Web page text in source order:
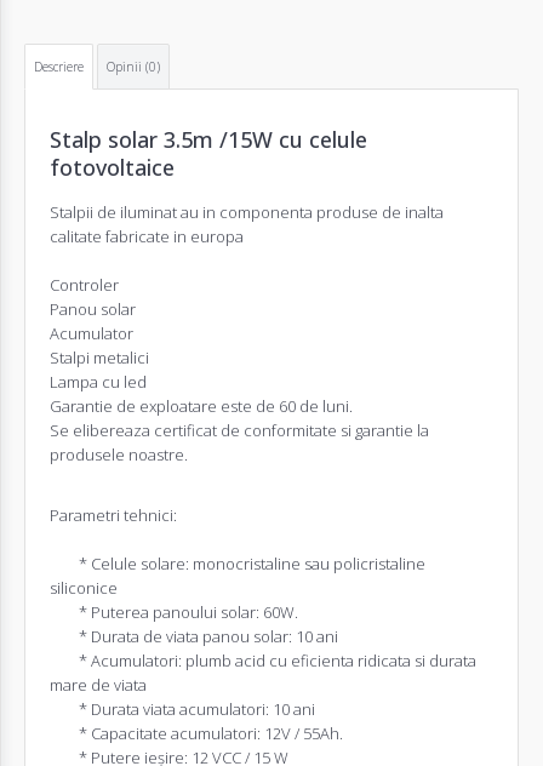
Descriere Opinii (0)
Stalp solar 3.5m /15W cu celule
fotovoltaice
Stalpii de iluminat au in componenta produse de inalta
calitate fabricate in europa
Controler
Panou solar
Acumulator
Stalpi metalici
Lampa cu led
Garantie de exploatare este de 60 de luni.
Se elibereaza certificat de conformitate si garantie la
produsele noastre.
Parametri tehnici:
* Celule solare: monocristaline sau policristaline
siliconice
* Puterea panoului solar: 60W.
* Durata de viata panou solar: 10 ani
* Acumulatori: plumb acid cu eficienta ridicata si durata
mare de viata
* Durata viata acumulatori: 10 ani
* Capacitate acumulatori: 12V / 55Ah.
* Putere ieşire: 12 VCC / 15 W